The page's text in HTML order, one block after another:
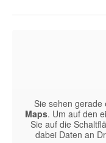
Sie sehen gerade
Maps. Um auf den
Sie auf die
dabei Daten an